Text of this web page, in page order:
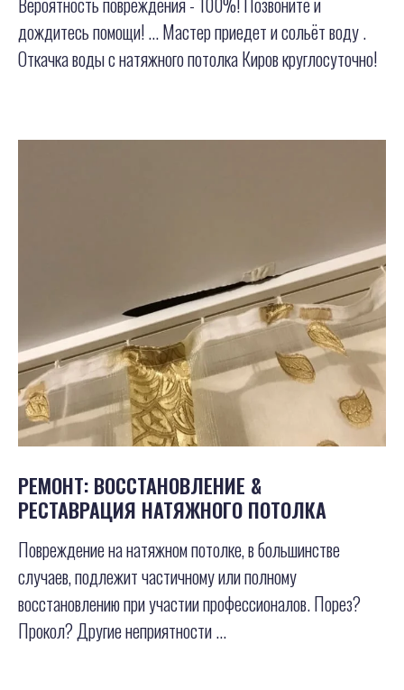
дождитесь помощи! ... Мастер приедет и сольёт воду .
Откачка воды с натяжного потолка Киров круглосуточно!
РЕМОНТ: ВОССТАНОВЛЕНИЕ &
РЕСТАВРАЦИЯ НАТЯЖНОГО ПОТОЛКА
Повреждение на натяжном потолке, в большинстве
случаев, подлежит частичному или полному
восстановлению при участии профессионалов. Порез?
Прокол? Другие неприятности ...